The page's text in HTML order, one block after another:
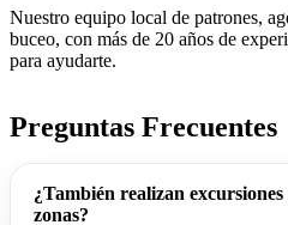
Nuestro equipo local de patrones,
buceo, con más de 20 años de
para ayudarte.
Preguntas Frecuentes
¿También realizan
zonas?